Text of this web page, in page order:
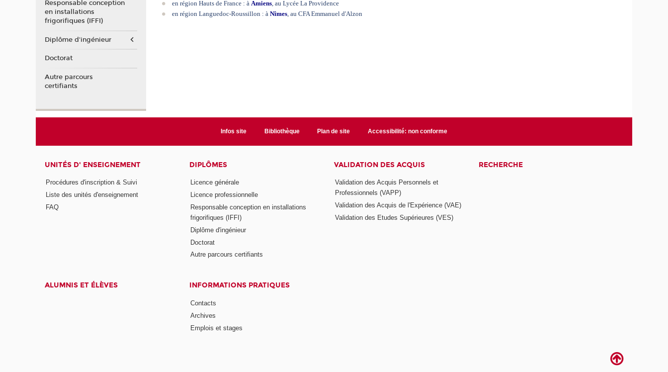
en région Hauts de France : à Amiens, au Lycée La Providence
en région Languedoc-Roussillon : à Nîmes, au CFA Emmanuel d'Alzon
Responsable conception
en installations
frigorifiques (IFFI)
Diplôme d'ingénieur
Doctorat
Autre parcours
certifiants
Infos site Bibliothèque Plan de site Accessibilité: non conforme
UNITÉS D' ENSEIGNEMENT
Procédures d'inscription & Suivi
Liste des unités d'enseignement
FAQ
DIPLÔMES
Licence générale
Licence professionnelle
Responsable conception en installations
frigorifiques (IFFI)
Diplôme d'ingénieur
Doctorat
Autre parcours certifiants
VALIDATION DES ACQUIS
Validation des Acquis Personnels et
Professionnels (VAPP)
Validation des Acquis de l'Expérience (VAE)
Validation des Etudes Supérieures (VES)
RECHERCHE
ALUMNIS ET ÉLÈVES INFORMATIONS PRATIQUES
Contacts
Archives
Emplois et stages